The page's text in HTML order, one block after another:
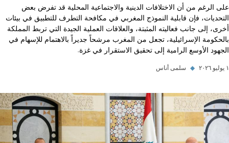
على الرغم من أن الاختلافات الدينية والاجتماعية المحلية قد تفرض بعض
التحديات، فإن قابلية النموذج المغربي في مكافحة التطرف للتطبيق في بيئات
أخرى، إلى جانب فعاليته المثبتة، والعلاقات العملية الجيدة التي تربط المملكة
بالحكومة الإسرائيلية، تجعل من المغرب مرشحاً جديراً بالاهتمام للإسهام في
الجهود الأوسع الرامية إلى تحقيق الاستقرار في غزة.
١ يوليو ٢٠٢٦ ◆ سلمى أناس